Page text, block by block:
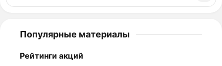
Популярные материалы
Рейтинги акций